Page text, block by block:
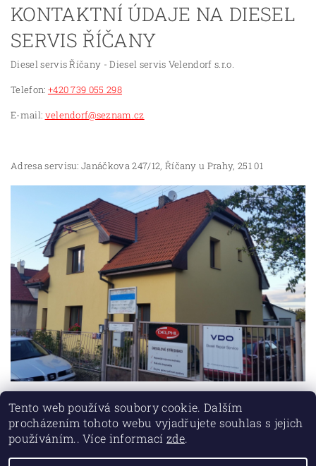
KONTAKTNÍ ÚDAJE NA DIESEL
SERVIS ŘÍČANY
Diesel servis Říčany - Diesel servis Velendorf s.r.o.
Telefon: +420 739 055 298
E-mail: velendorf@seznam.cz
Adresa servisu: Janáčkova 247/12, Říčany u Prahy, 251 01
Lokality
Tento web používá soubory cookie. Dalším
procházením tohoto webu vyjadřujete souhlas s jejich
používáním.. Více informací zde.